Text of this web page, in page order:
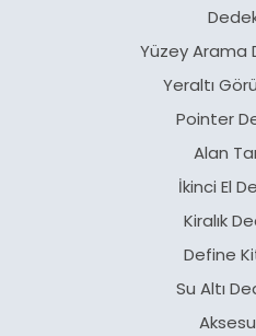
Yüzey Arama
Yeraltı
Pointer
Alan
İkinci El
Kiralık
Define
Su Altı